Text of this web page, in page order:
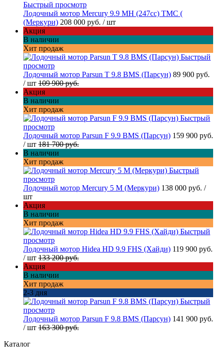
Быстрый просмотр
Лодочный мотор Mercury 9.9 МН (247cc) TMC (
(Меркури) 208 000 руб. / шт
Акция
В наличии
Хит продаж
Быстрый
просмотр
Лодочный мотор Parsun T 9.8 BMS (Парсун) 89 900 руб.
/ шт 109 900 руб.
Акция
В наличии
Хит продаж
Быстрый
просмотр
Лодочный мотор Parsun F 9.9 BMS (Парсун) 159 900 руб.
/ шт 181 700 руб.
В наличии
Хит продаж
Быстрый
просмотр
Лодочный мотор Mercury 5 M (Меркури) 138 000 руб. /
шт
Акция
В наличии
Хит продаж
Быстрый
просмотр
Лодочный мотор Hidea HD 9.9 FHS (Хайди) 119 900 руб.
/ шт 133 200 руб.
Акция
В наличии
Хит продаж
2-3 дня
Быстрый
просмотр
Лодочный мотор Parsun F 9.8 BMS (Парсун) 141 900 руб.
/ шт 163 300 руб.
Каталог